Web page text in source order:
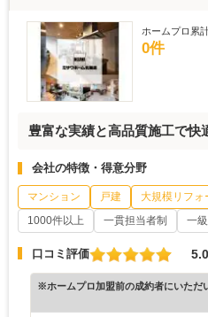
ホームプロ累
0件
豊富な実績と高品質施工で快
会社の特徴・得意分野
マンション 戸建 大規模リフォ
1000件以上
一貫担当者制 一
口コミ評価 5.0
※ホームプロ加盟前の成約者にいただ